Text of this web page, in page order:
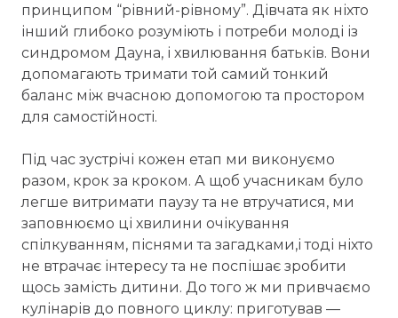
принципом “рівний-рівному”. Дівчата як ніхто
інший глибоко розуміють і потреби молоді із
синдромом Дауна, і хвилювання батьків. Вони
допомагають тримати той самий тонкий
баланс між вчасною допомогою та простором
для самостійності.
Під час зустрічі кожен етап ми виконуємо
разом, крок за кроком. А щоб учасникам було
легше витримати паузу та не втручатися, ми
заповнюємо ці хвилини очікування
спілкуванням, піснями та загадками,і тоді ніхто
не втрачає інтересу та не поспішає зробити
щось замість дитини. До того ж ми привчаємо
кулінарів до повного циклу: приготував —